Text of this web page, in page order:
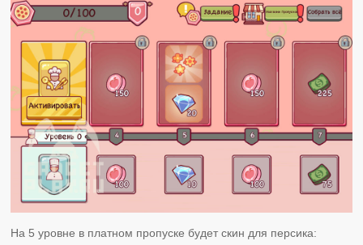
На 5 уровне в платном пропуске будет скин для персика: